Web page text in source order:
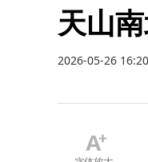
天山
2026-05-26